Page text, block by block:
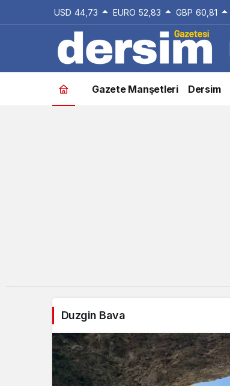
USD 44,73 EURO 52,83 GBP 60,81
Gazete Manşetleri Dersim
Duzgin Bava